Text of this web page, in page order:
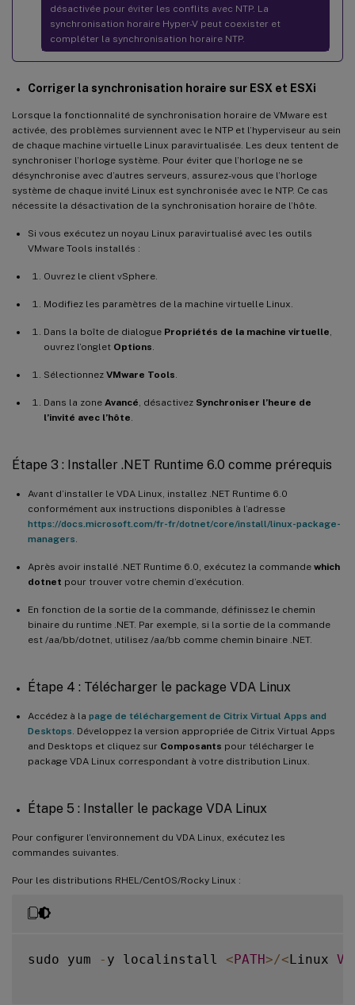
désactivée pour éviter les conflits avec NTP. La
synchronisation horaire Hyper-V peut coexister et
compléter la synchronisation horaire NTP.
Corriger la synchronisation horaire sur ESX et ESXi
Lorsque la fonctionnalité de synchronisation horaire de VMware est
activée, des problèmes surviennent avec le NTP et l’hyperviseur au sein
de chaque machine virtuelle Linux paravirtualisée. Les deux tentent de
synchroniser l’horloge système. Pour éviter que l’horloge ne se
désynchronise avec d’autres serveurs, assurez-vous que l’horloge
système de chaque invité Linux est synchronisée avec le NTP. Ce cas
nécessite la désactivation de la synchronisation horaire de l’hôte.
Si vous exécutez un noyau Linux paravirtualisé avec les outils
VMware Tools installés :
Ouvrez le client vSphere.
Modifiez les paramètres de la machine virtuelle Linux.
Dans la boîte de dialogue Propriétés de la machine virtuelle
ouvrez l’onglet Options
Sélectionnez VMware Tools
Dans la zone Avancé , désactivez Synchroniser l’heure de
l’invité avec l’hôte
Étape 3 : Installer .NET Runtime 6.0 comme prérequis
Avant d’installer le VDA Linux, installez .NET Runtime 6.0
conformément aux instructions disponibles à l’adresse
https://docs.microsoft.com/fr-fr/dotnet/core/install/linux-package-
managers
Après avoir installé .NET Runtime 6.0, exécutez la commande which
dotnet pour trouver votre chemin d’exécution.
En fonction de la sortie de la commande, définissez le chemin
binaire du runtime .NET. Par exemple, si la sortie de la commande
est /aa/bb/dotnet, utilisez /aa/bb comme chemin binaire .NET.
Étape 4 : Télécharger le package VDA Linux
Accédez à la page de téléchargement de Citrix Virtual Apps and
Desktops . Développez la version appropriée de Citrix Virtual Apps
and Desktops et cliquez sur Composants pour télécharger le
package VDA Linux correspondant à votre distribution Linux.
Étape 5 : Installer le package VDA Linux
Pour configurer l’environnement du VDA Linux, exécutez les
commandes suivantes.
Pour les distributions RHEL/CentOS/Rocky Linux :
sudo yum - y localinstall <PATH>/<Linux